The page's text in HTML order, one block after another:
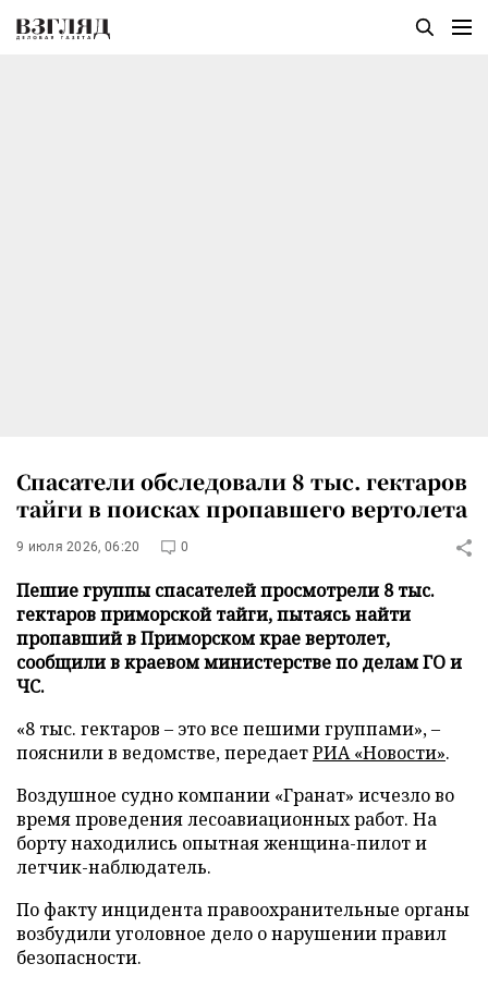
Спасатели обследовали 8 тыс. гектаров
тайги в поисках пропавшего вертолета
9 июля 2026, 06:20 0
Пешие группы спасателей просмотрели 8 тыс.
гектаров приморской тайги, пытаясь найти
пропавший в Приморском крае вертолет,
сообщили в краевом министерстве по делам ГО и
ЧС.
«8 тыс. гектаров – это все пешими группами», –
пояснили в ведомстве, передаетРИА «Новости».
Воздушное судно компании «Гранат» исчезло во
время проведения лесоавиационных работ. На
борту находились опытная женщина-пилот и
летчик-наблюдатель.
По факту инцидента правоохранительные органы
возбудили уголовное дело о нарушении правил
безопасности.